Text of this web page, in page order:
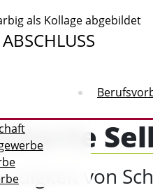
von